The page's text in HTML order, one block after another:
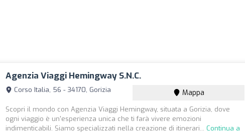
Agenzia Viaggi Hemingway S.n.c.
Corso Italia, 56 - 34170, Gorizia Mappa
Scopri il mondo con Agenzia Viaggi Hemingway, situata a Gorizia, dove
ogni viaggio è un'esperienza unica che ti farà vivere emozioni
indimenticabili. Siamo specializzati nella creazione di itinerari... Continua a